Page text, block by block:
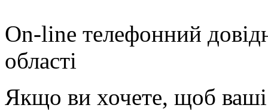
On-line телефонний
області
Якщо ви хочете, щоб ваші